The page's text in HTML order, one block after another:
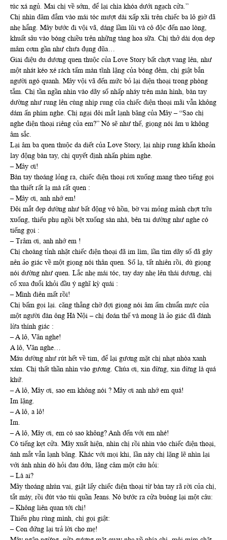
túc xá ngủ. Mai chị về sớm, để lại chìa khóa dưới ngạch cửa.”
Chị nhìn đăm đắm vào mái tóc mượt dài xấp xãi trên chiếc ba lô giờ đã
nhẹ hẩng. Mây bước đi vội vã, dáng lầm lũi và cô độc đến nao lòng,
khuất sâu vào bóng chiều trên những tàng hoa sữa. Chị thở dài dọn dẹp
mâm cơm gần như chưa đụng đũa…
Giai điệu du dương quen thuộc của Love Story bất chợt vang lên, như
một nhát kéo xé rách tấm màn tĩnh lặng của bóng đêm, chị giật bắn
người ngó quanh. Mây vội vã đến mức bỏ lại điện thoại trong phòng
tắm. Chị tần ngần nhìn vào dãy số nhấp nháy trên màn hình, bàn tay
dường như rung lên cùng nhịp rung của chiếc điện thoại mãi vẫn không
dám ấn phím nghe. Chị ngại đôi mắt lạnh băng của Mây – “Sao chị
nghe điện thoại riêng của em?” Nó sẽ như thế, giọng nói âm u không
âm sắc.
Lại âm ba quen thuộc da diết của Love Story, lại nhịp rung khẩn khoản
lay động bàn tay, chị quyết định nhấn phím nghe.
– Mây ơi!
Bàn tay thoáng lỏng ra, chiếc điện thoại rơi xuống mang theo tiếng gọi
tha thiết rất lạ mà rất quen :
– Mây ơi, anh nhớ em!
Đôi mắt đẹp dường như bất động vô hồn, bờ vai mỏng mảnh chợt trĩu
xuống, thiếu phụ ngồi bệt xuống sàn nhà, bên tai dường như nghe có
tiếng gọi :
– Trâm ơi, anh nhớ em !
Chị choàng tỉnh nhặt chiếc điện thoại đã im lìm, lần tìm dãy số đã gây
nên ảo giác về một giọng nói thân quen. Số lạ, tất nhiên rồi, dù giọng
nói dường như quen. Lắc nhẹ mái tóc, tay day nhẹ lên thái dương, chị
cố xua đuổi khỏi đầu ý nghĩ kỳ quái :
– Mình điên mất rồi!
Chị bấm gọi lại. căng thẳng chờ đợi giọng nói âm ấm chuẩn mực của
một người đàn ông Hà Nội – chị đoán thế và mong là ảo giác đã đánh
lừa thính giác :
– A lô, Văn nghe!
A lô, Văn nghe…
Máu dường như rút hết về tim, để lại gương mặt chị nhạt nhòa xanh
xám. Chị thất thần nhìn vào gương. Chúa ơi, xin đừng, xin đừng là quá
khứ.
– A lô, Mây ơi, sao em không nói ? Mây ơi anh nhớ em quá!
Im lặng.
– A lô, a lô!
Im.
– A lô, Mây ơi, em có sao không? Anh đến với em nhé!
Có tiếng kẹt cửa. Mây xuất hiện, nhìn chị rồi nhìn vào chiếc điện thoại,
ánh mắt vẫn lạnh băng. Khác với mọi khi, lần này chị lặng lẽ nhìn lại
với ánh nhìn dò hỏi đau đớn, lặng câm một câu hỏi:
– Là ai?
Mây thoáng nhún vai, giật lấy chiếc điện thoại từ bàn tay rã rời của chị,
tắt máy, rồi đút vào túi quần Jeans. Nó bước ra cửa buông lại một câu:
– Không liên quan tới chị!
Thiếu phụ rùng mình, chị gọi giật:
– Con đứng lại trả lời cho mẹ!